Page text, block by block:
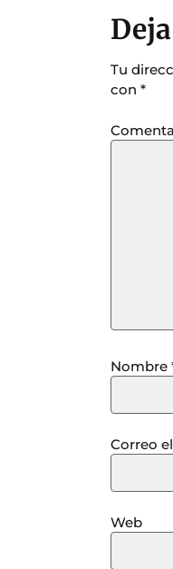
Tu
con *
Nombre
Correo
Web